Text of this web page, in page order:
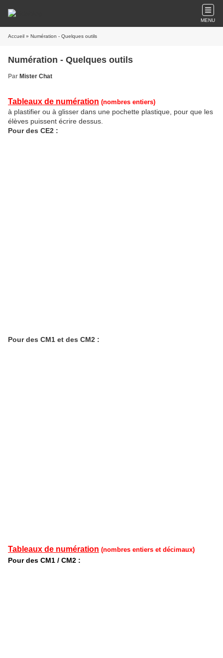
MENU
Accueil » Numération - Quelques outils
Numération - Quelques outils
Par Mister Chat
Tableaux de numération (nombres entiers)
à plastifier ou à glisser dans une pochette plastique, pour que les
élèves puissent écrire dessus.
Pour des CE2 :
Pour des CM1 et des CM2 :
Tableaux de numération (nombres entiers et décimaux)
Pour des CM1 / CM2 :